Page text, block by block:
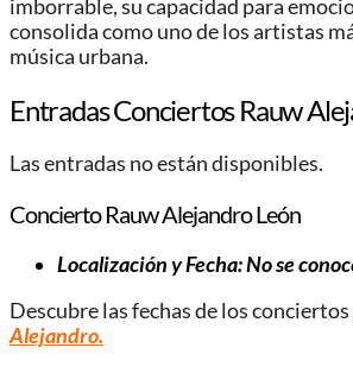
imborrable, su capacidad para
consolida como uno de los artistas
música urbana.
Entradas Conciertos Rauw
Las entradas no están disponibles.
Concierto Rauw Alejandro León
Localización y Fecha: No se
Descubre las fechas de los conciertos
Alejandro.